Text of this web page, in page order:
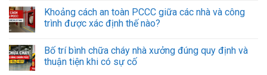
Khoảng cách an toàn PCCC giữa các nhà và công
trình được xác định thế nào?
Bố trí bình chữa cháy nhà xưởng đúng quy định và
thuận tiện khi có sự cố